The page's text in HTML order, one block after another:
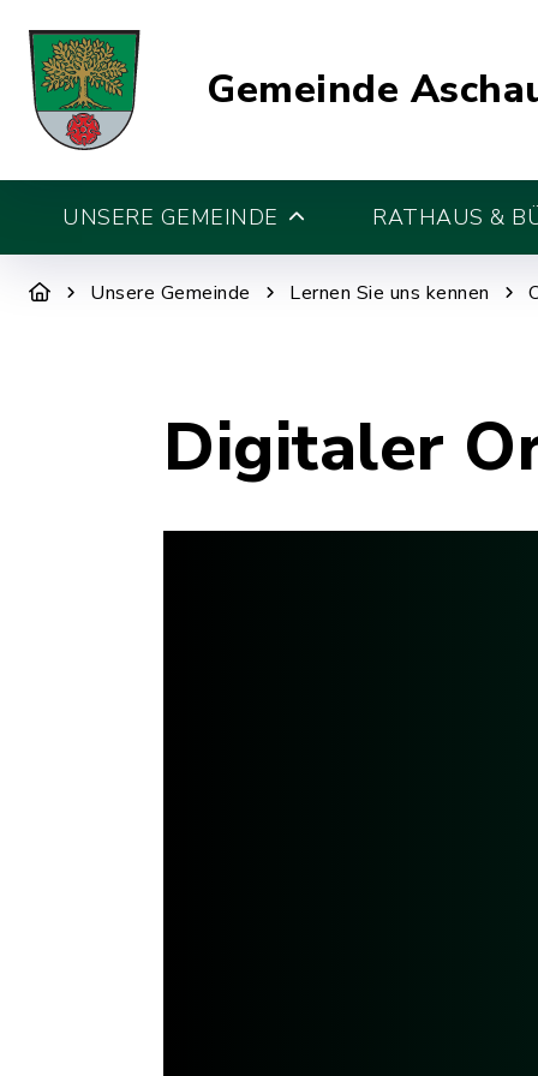
Gemeinde
UNSERE GEMEINDE RATHAUS &
Unsere Gemeinde Lernen Sie uns kennen
Digitaler